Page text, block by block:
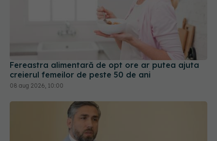
Fereastra alimentară de opt ore ar putea ajuta
creierul femeilor de peste 50 de ani